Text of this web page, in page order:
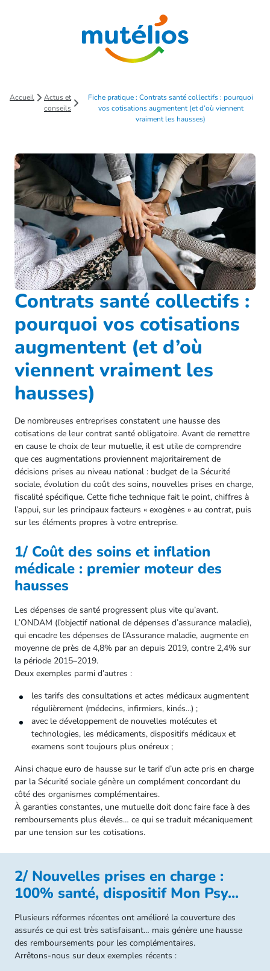
Accueil
Actus et
conseils
Fiche pratique : Contrats santé collectifs : pourquoi
vos cotisations augmentent (et d’où viennent
vraiment les hausses)
Contrats santé collectifs :
pourquoi vos cotisations
augmentent (et d’où
viennent vraiment les
hausses)
De nombreuses entreprises constatent une hausse des
cotisations de leur contrat santé obligatoire. Avant de remettre
en cause le choix de leur mutuelle, il est utile de comprendre
que ces augmentations proviennent majoritairement de
décisions prises au niveau national : budget de la Sécurité
sociale, évolution du coût des soins, nouvelles prises en charge,
fiscalité spécifique. Cette fiche technique fait le point, chiffres à
l’appui, sur les principaux facteurs « exogènes » au contrat, puis
sur les éléments propres à votre entreprise.
1/ Coût des soins et inflation
médicale : premier moteur des
hausses
Les dépenses de santé progressent plus vite qu’avant.
L’ONDAM (l’objectif national de dépenses d’assurance maladie),
qui encadre les dépenses de l’Assurance maladie, augmente en
moyenne de près de 4,8% par an depuis 2019, contre 2,4% sur
la période 2015–2019.
Deux exemples parmi d’autres :
les tarifs des consultations et actes médicaux augmentent
régulièrement (médecins, infirmiers, kinés...) ;
avec le développement de nouvelles molécules et
technologies, les médicaments, dispositifs médicaux et
examens sont toujours plus onéreux ;
Ainsi chaque euro de hausse sur le tarif d’un acte pris en charge
par la Sécurité sociale génère un complément concordant du
côté des organismes complémentaires.
À garanties constantes, une mutuelle doit donc faire face à des
remboursements plus élevés… ce qui se traduit mécaniquement
par une tension sur les cotisations.
2/ Nouvelles prises en charge :
100% santé, dispositif Mon Psy...
Plusieurs réformes récentes ont amélioré la couverture des
assurés ce qui est très satisfaisant… mais génère une hausse
des remboursements pour les complémentaires.
Arrêtons-nous sur deux exemples récents :